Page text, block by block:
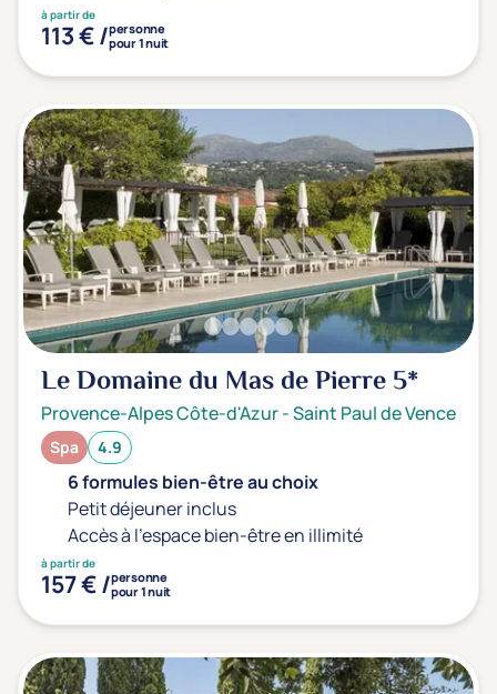
à partir de
113 € /personne
pour 1 nuit
Le Domaine du Mas de Pierre5*
Provence-Alpes Côte-d'Azur-Saint Paul de Vence
Spa 4.9
6 formules bien-être au choix
Petit déjeuner inclus
Accès à l'espace bien-être en illimité
à partir de
157 € /personne
pour 1 nuit